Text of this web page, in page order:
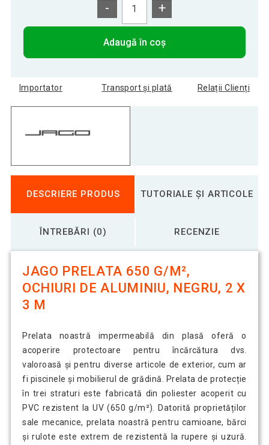
- +
Adaugă în coș
Importator Transport și plată Relații Clienți
DESCRIERE PRODUS TUTORIALE ȘI ARTICOLE
ÎNTREBĂRI (0) RECENZIE
JAGO PRELATA 650 G/M²,
OCHIURI DE ALUMINIU, NEGRU, 2 X
3 M
Prelata noastră impermeabilă din plasă oferă o
acoperire protectoare pentru încărcătura dvs.
valoroasă și pentru diverse articole de exterior, cum ar
fi piscinele și mobilierul de grădină. Prelata de protecție
în trei straturi este fabricată din poliester acoperit cu
PVC rezistent la UV (650 g/m²). Datorită proprietăților
sale mecanice, prelata noastră pentru camioane, bărci
și rulote este extrem de rezistentă la rupere și uzură.